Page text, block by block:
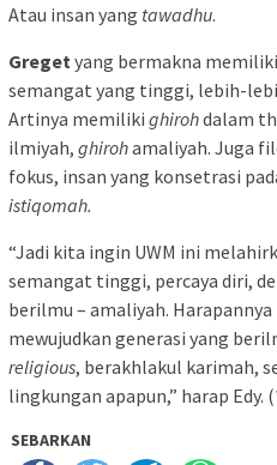
Atau insan yang tawadhu.
Greget yang bermakna
semangat yang tinggi, lebih-
Artinya memiliki ghirohdalam
ilmiyah, ghirohamaliyah. Juga
fokus, insan yang konsetrasi
istiqomah.
“Jadi kita ingin UWM ini
semangat tinggi, percaya diri,
berilmu – amaliyah. Harapannya
mewujudkan generasi yang
religious, berakhlakul karimah,
lingkungan apapun,” harap Edy.
SEBARKAN